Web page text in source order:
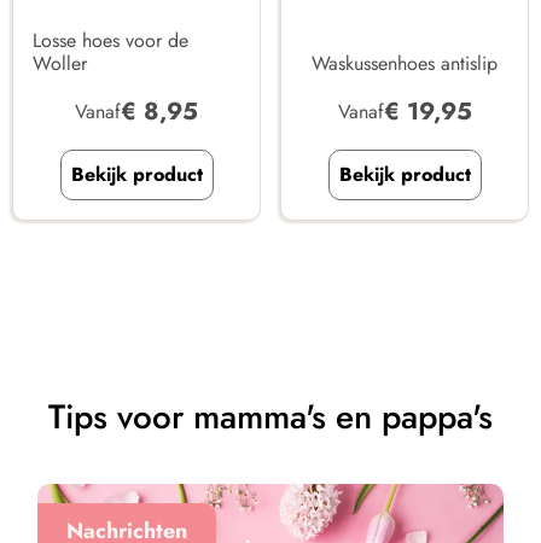
Losse hoes voor de
Woller
Vanaf€ 8,95
Bekijk product
Waskussenhoes antislip
Vanaf€ 19,95
Bekijk product
Tips voor mamma's en pappa's
Nachrichten